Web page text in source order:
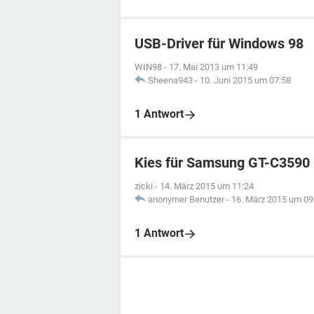
USB-Driver für Windows 98
WIN98 - 17. Mai 2013 um 11:49
Sheena943 - 10. Juni 2015 um 07:58
1 Antwort
Kies für Samsung GT-C3590
zicki - 14. März 2015 um 11:24
anonymer Benutzer - 16. März 2015 um
1 Antwort